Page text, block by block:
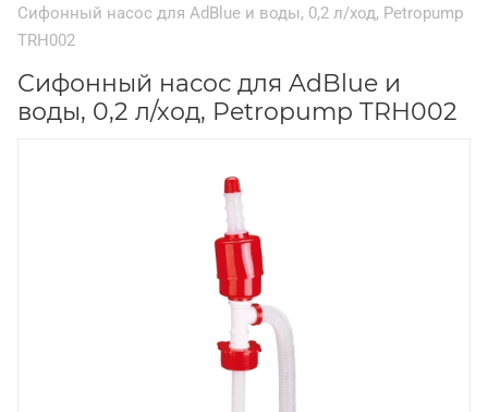
Сифонный насос для AdBlue и воды, 0,2 л/ход, Petropump
TRH002
Сифонный насос для AdBlue и
воды, 0,2 л/ход, Petropump TRH002